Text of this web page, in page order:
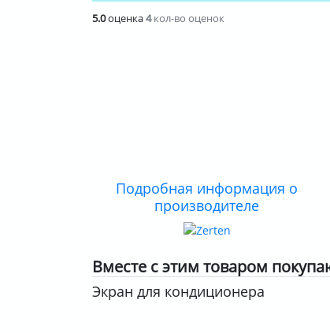
5.0оценка4кол-во оценок
Подробная информация о
производителе
Вместе с этим товаром
Экран для кондиционера